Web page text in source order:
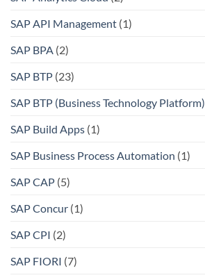
SAP API Management (1)
SAP BPA (2)
SAP BTP (23)
SAP BTP (Business Technology Platform)
SAP Build Apps (1)
SAP Business Process Automation (1)
SAP CAP (5)
SAP Concur (1)
SAP CPI (2)
SAP FIORI (7)